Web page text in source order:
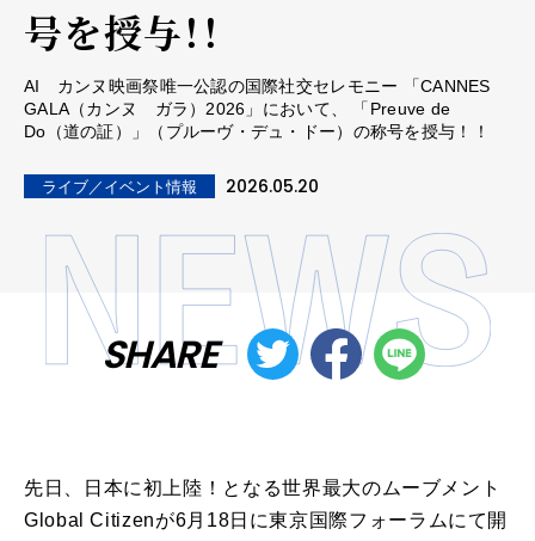
号を授与！！
AI カンヌ映画祭唯一公認の国際社交セレモニー 「CANNES
GALA（カンヌ ガラ）2026」において、 「Preuve de
Do（道の証）」（プルーヴ・デュ・ドー）の称号を授与！！
ライブ／イベント情報 2026.05.20
SHARE
先日、日本に初上陸！となる世界最大のムーブメント
Global Citizenが6月18日に東京国際フォーラムにて開